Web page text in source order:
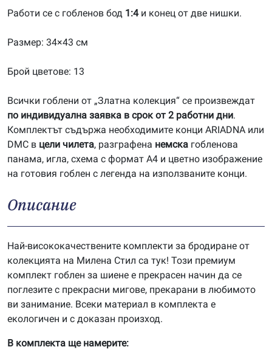
Работи се с гобленов бод 1:4и конец от две нишки.
Размер: 34×43 см
Брой цветове: 13
Всички гоблени от „Златна колекция“ се произвеждат
по индивидуална заявка в срок от 2 работни дни.
Комплектът съдържа необходимите конци ARIADNA или
DMC в цели чилета, разграфена немска гобленова
панама, игла, схема с формат А4 и цветно изображение
на готовия гоблен с легенда на използваните конци.
Описание
Най-висококачествените комплекти за бродиране от
колекцията на Милена Стил са тук! Този премиум
комплект гоблен за шиене е прекрасен начин да се
поглезите с прекрасни мигове, прекарани в любимото
ви занимание. Всеки материал в комплекта е
екологичен и с доказан произход.
В комплекта ще намерите: